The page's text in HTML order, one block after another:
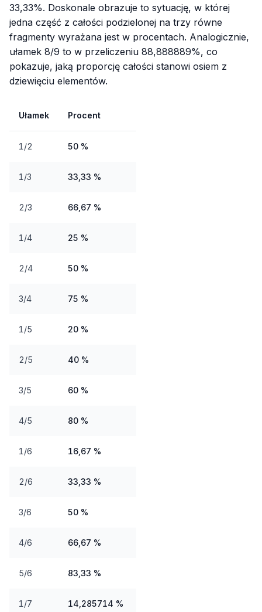
33,33%. Doskonale obrazuje to sytuację, w której
jedna część z całości podzielonej na trzy równe
fragmenty wyrażana jest w procentach. Analogicznie,
ułamek 8/9 to w przeliczeniu 88,888889%, co
pokazuje, jaką proporcję całości stanowi osiem z
dziewięciu elementów.
Ułamek Procent
1/2 50 %
1/3 33,33 %
2/3 66,67 %
1/4 25 %
2/4 50 %
3/4 75 %
1/5 20 %
2/5 40 %
3/5 60 %
4/5 80 %
1/6 16,67 %
2/6 33,33 %
3/6 50 %
4/6 66,67 %
5/6 83,33 %
1/7 14,285714 %